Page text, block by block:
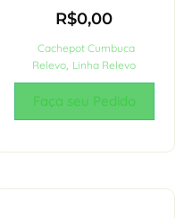
R$0,00
Cachepot Cumbuca
Relevo, Linha Relevo
Faça seu Pedido